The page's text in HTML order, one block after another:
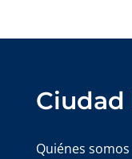
Ciudad
Quiénes somos